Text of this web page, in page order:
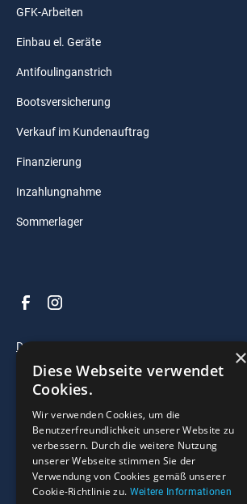
GFK-Arbeiten
Einbau el. Geräte
Antifoulinganstrich
Bootsversicherung
Verkauf im Kundenauftrag
Finanzierung
Inzahlungnahme
Sommerlager
© 2025 Razzo Bootscenter. All right reserved.
Datenschutz
Impressum
Widerrufsrecht
×
Diese Webseite verwendet
Cookies.
Wir verwenden Cookies, um die
Benutzerfreundlichkeit unserer Website zu
verbessern. Durch die weitere Nutzung
unserer Webseite stimmen Sie der
Verwendung von Cookies gemäß unserer
Cookie-Richtlinie zu. Weitere Informationen